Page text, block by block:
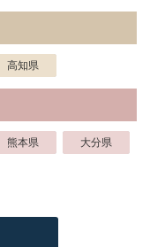
高知県
熊本県 大分県